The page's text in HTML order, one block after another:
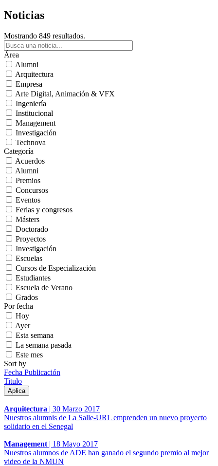
Noticias
Mostrando 849 resultados.
Área
Alumni
Arquitectura
Empresa
Arte Digital, Animación & VFX
Ingeniería
Institucional
Management
Investigación
Technova
Categoría
Acuerdos
Alumni
Premios
Concursos
Eventos
Ferias y congresos
Másters
Doctorado
Proyectos
Investigación
Escuelas
Cursos de Especialización
Estudiantes
Escuela de Verano
Grados
Por fecha
Hoy
Ayer
Esta semana
La semana pasada
Este mes
Sort by
Fecha Publicación
Titulo
Arquitectura | 30 Marzo 2017
Nuestros alumnis de La Salle-URL emprenden un nuevo proyecto
solidario en el Senegal
Management | 18 Mayo 2017
Nuestros alumnos de ADE han ganado el segundo premio al mejor
video de la NMUN